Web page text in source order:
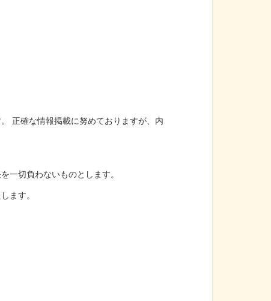
正確な情報掲載に努めておりますが、内
一切負わないものとします。
ます。